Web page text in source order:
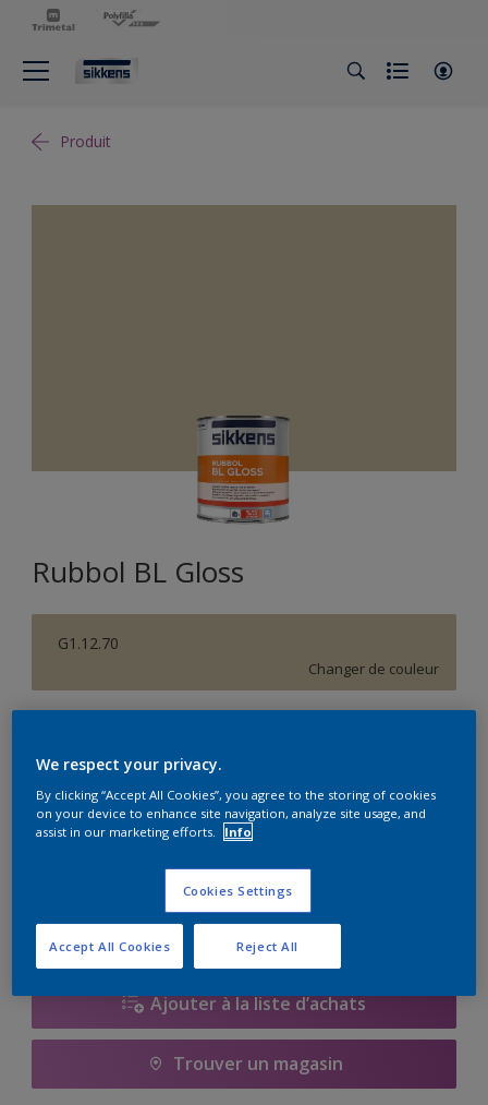
Produit
Rubbol BL Gloss
G1.12.70
Changer de couleur
1L
Quantité Calculateur de peinture
Calculer
Ajouter à la liste d’achats
Trouver un magasin
We respect your privacy.
By clicking “Accept All Cookies”, you agree to the storing of cookies
on your device to enhance site navigation, analyze site usage, and
assist in our marketing efforts.
Info
Cookies Settings
Reject All
Accept All Cookies